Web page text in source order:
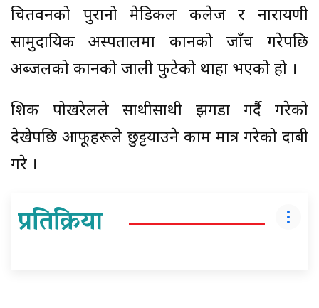
चितवनको पुरानो मेडिकल कलेज र नारायणी
सामुदायिक अस्पतालमा कानको जाँच गरेपछि
अब्जलको कानको जाली फुटेको थाहा भएको हो ।
शिक्षक पोखरेलले साथीसाथी झगडा गर्दै गरेको
देखेपछि आफूहरूले छुट्टयाउने काम मात्र गरेको दाबी
गरे ।
प्रतिक्रिया